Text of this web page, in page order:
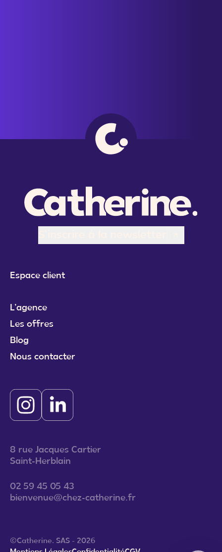
Espace client
L’agence
Les offres
Blog
Nous contacter
8 rue Jacques Cartier
Saint-Herblain
02 59 45 05 43
bienvenue@chez-catherine.fr
©Catherine. SAS - 2026